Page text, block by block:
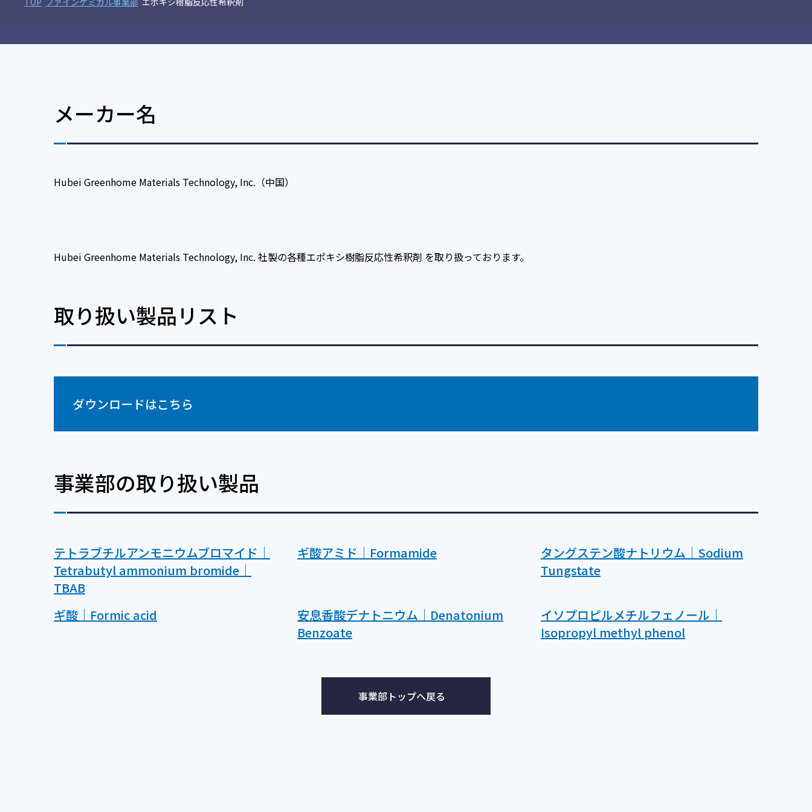
メーカー名
Hubei Greenhome Materials Technology, Inc.（中国）
Hubei Greenhome Materials Technology, Inc. 社製の各種エポキシ樹脂反応性希釈剤 を取り扱っております。
取り扱い製品リスト
ダウンロードはこちら
事業部の取り扱い製品
テトラブチルアンモニウムブロマイド｜
Tetrabutyl ammonium bromide｜
TBAB
ギ酸アミド｜Formamide
タングステン酸ナトリウム｜Sodium
Tungstate
ギ酸｜Formic acid
安息香酸デナトニウム｜Denatonium
Benzoate
イソプロピルメチルフェノール｜
Isopropyl methyl phenol
事業部トップへ戻る